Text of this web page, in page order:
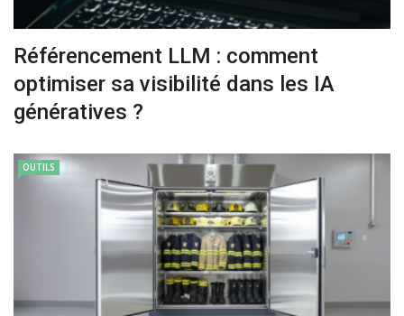
Référencement LLM : comment
optimiser sa visibilité dans les IA
génératives ?
OUTILS